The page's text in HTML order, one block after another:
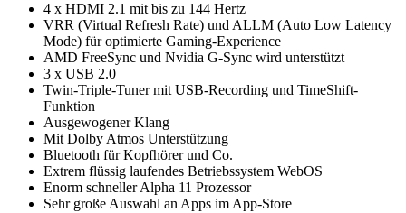
4 x HDMI 2.1 mit bis zu 144 Hertz
VRR (Virtual Refresh Rate) und ALLM (Auto Low Latency
Mode) für optimierte Gaming-Experience
AMD FreeSync und Nvidia G-Sync wird unterstützt
3 x USB 2.0
Twin-Triple-Tuner mit USB-Recording und TimeShift-
Funktion
Ausgewogener Klang
Mit Dolby Atmos Unterstützung
Bluetooth für Kopfhörer und Co.
Extrem flüssig laufendes Betriebssystem WebOS
Enorm schneller Alpha 11 Prozessor
Sehr große Auswahl an Apps im App-Store